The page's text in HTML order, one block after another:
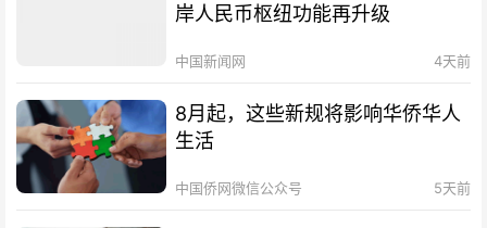
岸人民币枢纽功能再升级
中国新闻网 4天前
8月起，这些新规将影响华侨华人
生活
中国侨网微信公众号 5天前